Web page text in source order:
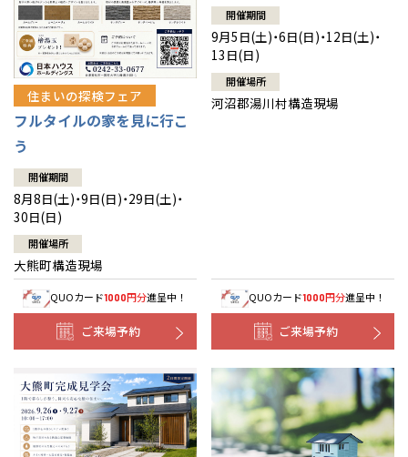
住まいの探検フェア
フルタイルの家を見に行こ
う
開催期間
8月8日(土)・9日(日)・29日(土)・
30日(日)
開催場所
大熊町構造現場
QUOカード1000円分進呈中！
ご来場予約
開催期間
9月5日(土)・6日(日)・12日(土)・
13日(日)
開催場所
河沼郡湯川村構造現場
QUOカード1000円分進呈中！
ご来場予約